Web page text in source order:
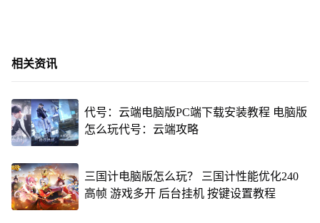
相关资讯
代号：云端电脑版PC端下载安装教程 电脑版
怎么玩代号：云端攻略
三国计电脑版怎么玩？ 三国计性能优化240
高帧 游戏多开 后台挂机 按键设置教程